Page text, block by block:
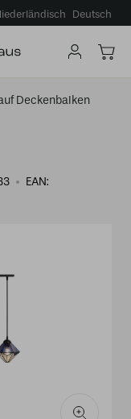
Deutsch
Deckenbalken
EAN: